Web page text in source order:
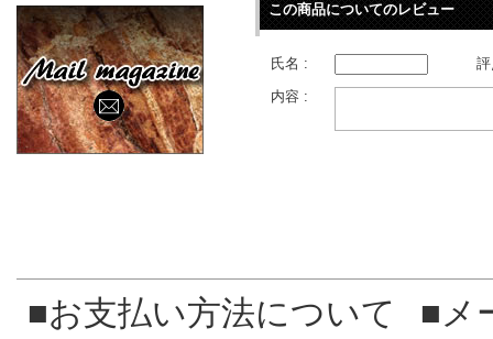
この商品についてのレビュー
氏名 :
内容 :
■お支払い方法について
■メ